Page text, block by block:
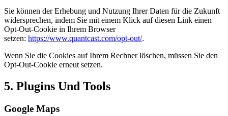
Sie können der Erhebung und Nutzung Ihrer Daten für die Zukunft
widersprechen, indem Sie mit einem Klick auf diesen Link einen
Opt-Out-Cookie in Ihrem Browser
setzen: https://www.quantcast.com/opt-out/.
Wenn Sie die Cookies auf Ihrem Rechner löschen, müssen Sie den
Opt-Out-Cookie erneut setzen.
5. Plugins Und Tools
Google Maps